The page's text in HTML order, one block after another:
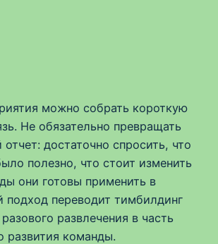
можно собрать короткую
Не обязательно превращать
достаточно спросить, что
полезно, что стоит изменить
они готовы применить в
подход переводит тимбилдинг
развлечения в часть
развития команды.